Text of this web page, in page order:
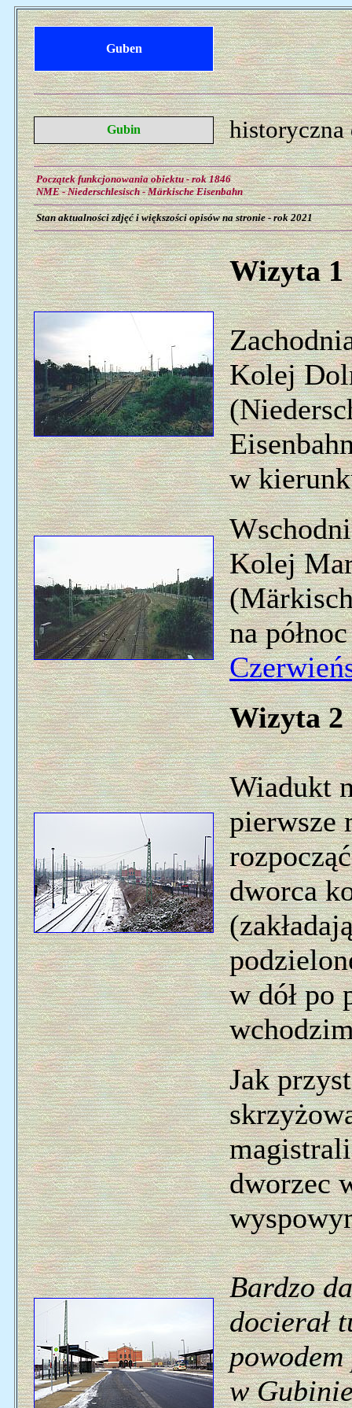
Guben
Gubin historyczna
Początek funkcjonowania obiektu - rok 1846
NME - Niederschlesisch - Märkische Eisenbahn
Stan aktualności zdjęć i większości opisów na stronie - rok 2021
Wizyta 1
Kolej
w
Kolej
na
Wizyta 2
Wiadukt
pierwsze
dworca
w dół po
Jak
dworzec
Bardzo
docierał
w